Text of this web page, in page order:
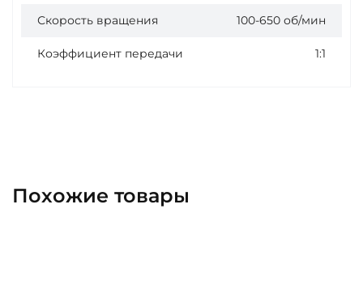
Скорость вращения 100-650 об/мин
Коэффициент передачи 1:1
Похожие товары